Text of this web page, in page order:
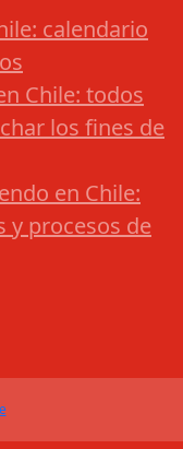
calendario
Chile: todos
los fines de
en Chile:
y procesos de